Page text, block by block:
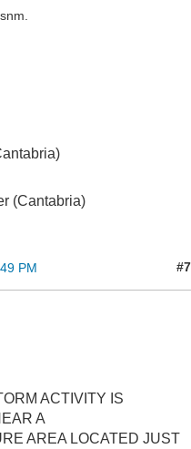
(Cantabria)
PM #7
ACTIVITY IS
A
AREA LOCATED JUST